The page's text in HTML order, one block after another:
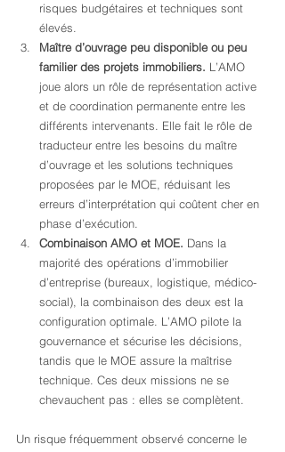
risques budgétaires et techniques sont
élevés.
Maître d’ouvrage peu disponible ou peu
familier des projets immobiliers. L’AMO
joue alors un rôle de représentation active
et de coordination permanente entre les
différents intervenants. Elle fait le rôle de
traducteur entre les besoins du maître
d’ouvrage et les solutions techniques
proposées par le MOE, réduisant les
erreurs d’interprétation qui coûtent cher en
phase d’exécution.
Combinaison AMO et MOE. Dans la
majorité des opérations d’immobilier
d’entreprise (bureaux, logistique, médico-
social), la combinaison des deux est la
configuration optimale. L’AMO pilote la
gouvernance et sécurise les décisions,
tandis que le MOE assure la maîtrise
technique. Ces deux missions ne se
chevauchent pas : elles se complètent.
Un risque fréquemment observé concerne le